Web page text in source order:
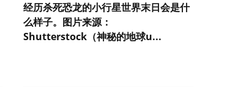
经历杀死恐龙的小行星世界末日会是什
么样子。图片来源：
Shutterstock（神秘的地球u...